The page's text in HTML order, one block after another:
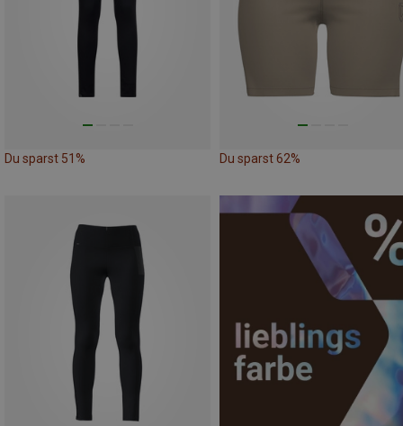
Du sparst 51% Du sparst 62%